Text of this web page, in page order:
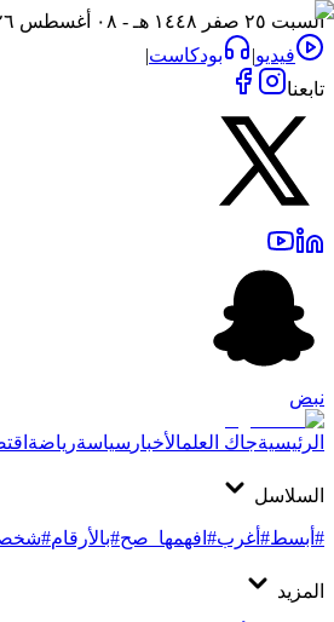
السبت ٢٥ صفر ١٤٤٨ هـ - ٠٨ أغسطس ٢٠٢٦
فيديو| بودكاست|
تابعنا
نبض
الرئيسيةجاك العلمالأخبار سياسةرياضة
السلاسل
#أبسط#أغرب#افهمها_صح#بالأرقام
المزيد